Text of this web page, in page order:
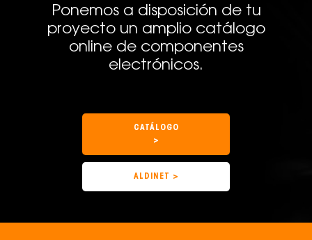
Ponemos a disposición de tu
proyecto un amplio catálogo
online de componentes
electrónicos.
CATÁLOGO
>
ALDINET >